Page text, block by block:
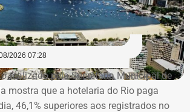
2026 07:28
realizado pela Secretaria Municipal de
mostra que a hotelaria do Rio paga
46,1% superiores aos registrados no